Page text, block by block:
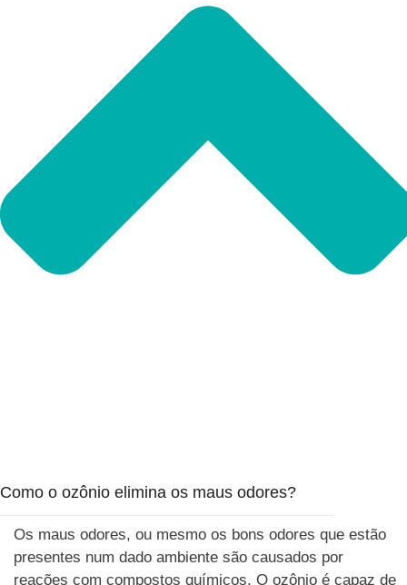
Como o ozônio elimina os maus odores?
Os maus odores, ou mesmo os bons odores que estão
presentes num dado ambiente são causados por
reações com compostos químicos. O ozônio é capaz de